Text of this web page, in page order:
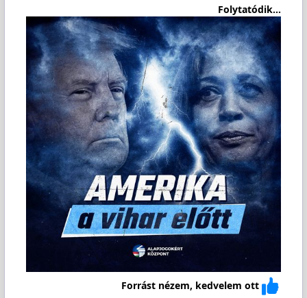
Folytatódik...
Forrást nézem, kedvelem ott